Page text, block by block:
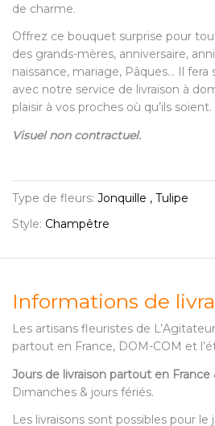
de charme.
Offrez ce bouquet surprise pour
des grands-mères, anniversaire,
naissance, mariage, Pâques… Il
avec notre service de livraison à
plaisir à vos proches où qu’ils soient.
Visuel non contractuel.
Type de fleurs: Jonquille , Tulipe
Style: Champêtre
Informations de
Les artisans fleuristes de
partout en France, DOM-COM et
Jours de livraison partout en France
Dimanches & jours fériés.
Les livraisons sont possibles pour